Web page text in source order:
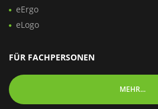
eErgo
eLogo
FÜR FACHPERSONEN
MEHR...